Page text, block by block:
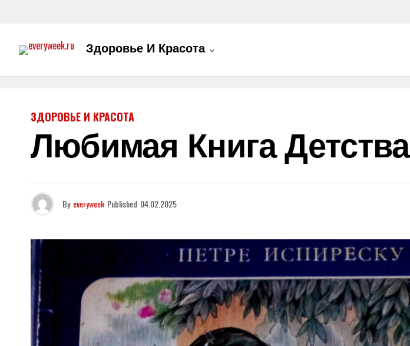
Здоровье И Красота
ЗДОРОВЬЕ И КРАСОТА
Любимая Книга Детства
By everyweek Published 04.02.2025